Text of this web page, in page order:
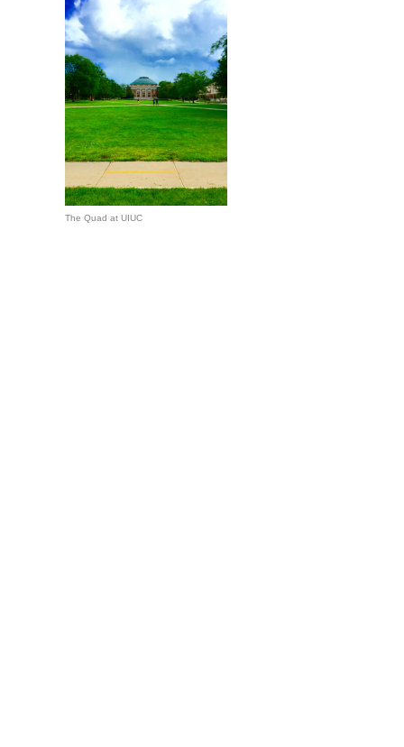
The Quad at UIUC